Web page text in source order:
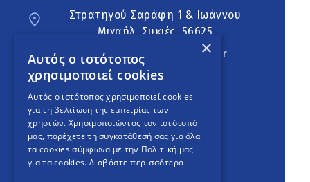
Στρατηγού Σαράφη 1 & Ιωάννου
Μιχαήλ, Συκιές, 56625
neapoli.sykies@ddt.gov.gr
Ακολουθήστε
English Version
An project
×
Αυτός ο ιστότοπος
χρησιμοποιεί cookies
Αυτός ο ιστότοπος χρησιμοποιεί cookies
για τη βελτίωση της εμπειρίας των
χρηστών. Χρησιμοποιώντας τον ιστότοπό
μας, παρέχετε τη συγκατάθεσή σας για όλα
τα cookies σύμφωνα με την Πολιτική μας
για τα cookies. Διαβάστε περισσότερα